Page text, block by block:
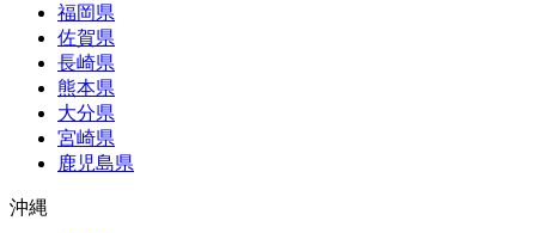
福岡県
佐賀県
長崎県
熊本県
大分県
宮崎県
鹿児島県
沖縄